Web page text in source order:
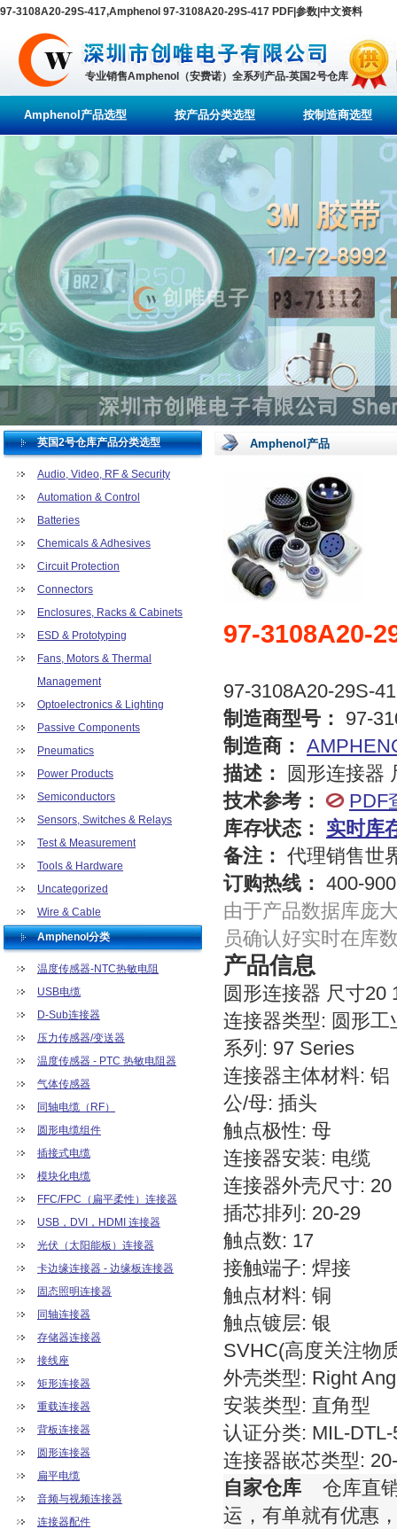
97-3108A20-29S-417,Amphenol 97-3108A20-29S-417 PDF|参数|中文资料
专业销售Amphenol（安费诺）全系列产品-英国2号仓库
Amphenol产品选型 按产品分类选型 按制造商选型
英国2号仓库产品分类选型
Audio, Video, RF & Security
Automation & Control
Batteries
Chemicals & Adhesives
Circuit Protection
Connectors
Enclosures, Racks & Cabinets
ESD & Prototyping
Fans, Motors & Thermal
Management
Optoelectronics & Lighting
Passive Components
Pneumatics
Power Products
Semiconductors
Sensors, Switches & Relays
Test & Measurement
Tools & Hardware
Uncategorized
Wire & Cable
Amphenol分类
温度传感器-NTC热敏电阻
USB电缆
D-Sub连接器
压力传感器/变送器
温度传感器 - PTC 热敏电阻器
气体传感器
同轴电缆（RF）
圆形电缆组件
插接式电缆
模块化电缆
FFC/FPC（扁平柔性）连接器
USB，DVI，HDMI 连接器
光伏（太阳能板）连接器
卡边缘连接器 - 边缘板连接器
固态照明连接器
同轴连接器
存储器连接器
接线座
矩形连接器
重载连接器
背板连接器
圆形连接器
扁平电缆
音频与视频连接器
连接器配件
Amphenol产品
97-3108A20-
97-3108A20-29S-
制造商型号： 97-
制造商：
描述：
圆形连接器
技术参考：
PDF
库存状态： 实时库
备注： 代理销售世
订购热线： 400-
由于产品数据库庞
员确认好实时在库
产品信息
圆形连接器 尺寸20
连接器类型: 圆形工
系列: 97 Series
连接器主体材料: 铝
公/母: 插头
触点极性: 母
连接器安装: 电缆
连接器外壳尺寸: 20
插芯排列: 20-29
触点数: 17
接触端子: 焊接
触点材料: 铜
触点镀层: 银
SVHC(高度关注物
外壳类型: Right
安装类型: 直角型
认证分类: MIL-DTL-
连接器嵌芯类型:
自家仓库 仓库直
运，有单就有优惠